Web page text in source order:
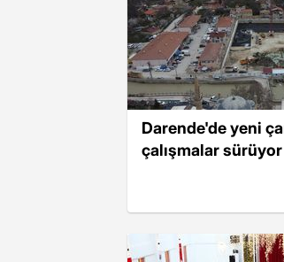
Darende'de yeni
çalışmalar sürüyor